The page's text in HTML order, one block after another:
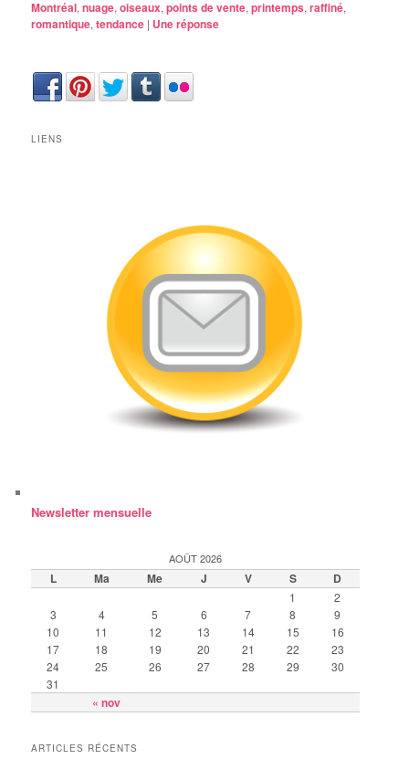
Montréal,nuage,oiseaux,points de vente,printemps,raffiné,
romantique,tendance | Uneréponse
LIENS
Newsletter mensuelle
AOÛT 2026
L Ma Me J V S D
« nov
1
2
3
4 5 6 7 8
9
10
11 12 13 14 15
16
17
18 19 20 21 22
23
24
25 26 27 28 29
30
31
ARTICLES RÉCENTS